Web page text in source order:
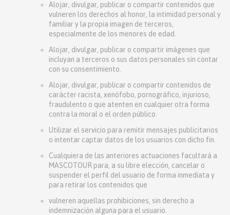
Alojar, divulgar, publicar o compartir contenidos que
vulneren los derechos al honor, la intimidad personal y
familiar y la propia imagen de terceros,
especialmente de los menores de edad.
Alojar, divulgar, publicar o compartir imágenes que
incluyan a terceros o sus datos personales sin contar
con su consentimiento.
Alojar, divulgar, publicar o compartir contenidos de
carácter racista, xenófobo, pornográfico, injurioso,
fraudulento o que atenten en cualquier otra forma
contra la moral o el orden público.
Utilizar el servicio para remitir mensajes publicitarios
o intentar captar datos de los usuarios con dicho fin.
Cualquiera de las anteriores actuaciones facultará a
MASCOTOUR para, a su libre elección, cancelar o
suspender el perfil del usuario de forma inmediata y
para retirar los contenidos que
vulneren aquellas prohibiciones, sin derecho a
indemnización alguna para el usuario.